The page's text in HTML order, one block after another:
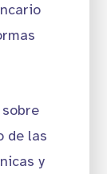
de las
y